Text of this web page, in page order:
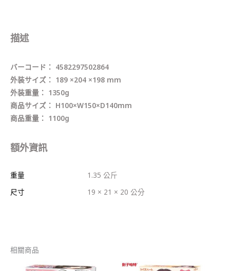
描述
バーコード： 4582297502864
外装サイズ： 189 ×204 ×198 mm
外装重量： 1350g
商品サイズ： H100×W150×D140mm
商品重量： 1100g
額外資訊
重量
1.35 公斤
尺寸
19 × 21 × 20 公分
相關商品